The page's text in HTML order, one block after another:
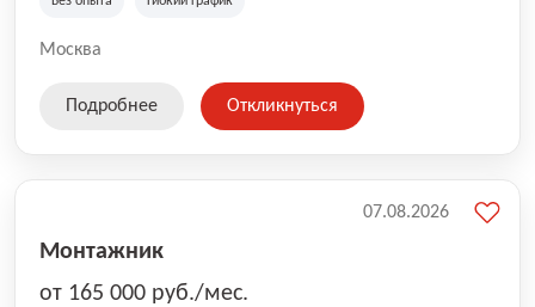
Москва
Подробнее Откликнуться
Монтажник
от 165 000 руб./мес.
07.08.2026